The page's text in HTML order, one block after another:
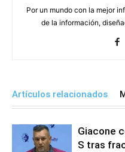
Por un mundo con la mejor
de la información,
Artículos relacionados
Giacone
S tras